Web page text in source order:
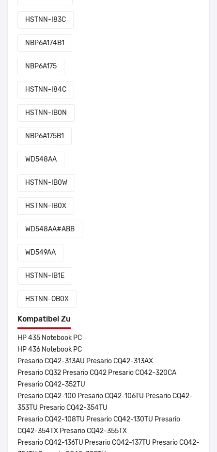
HSTNN-I83C
NBP6A174B1
NBP6A175
HSTNN-I84C
HSTNN-IB0N
NBP6A175B1
WD548AA
HSTNN-IB0W
HSTNN-IB0X
WD548AA#ABB
WD549AA
HSTNN-IB1E
HSTNN-OB0X
Kompatibel Zu
HP 435 Notebook PC
HP 436 Notebook PC
Presario CQ42-313AU Presario CQ42-313AX
Presario CQ32 Presario CQ42 Presario CQ42-320CA
Presario CQ42-352TU
Presario CQ42-100 Presario CQ42-106TU Presario CQ42-
353TU Presario CQ42-354TU
Presario CQ42-108TU Presario CQ42-130TU Presario
CQ42-354TX Presario CQ42-355TX
Presario CQ42-136TU Presario CQ42-137TU Presario CQ42-